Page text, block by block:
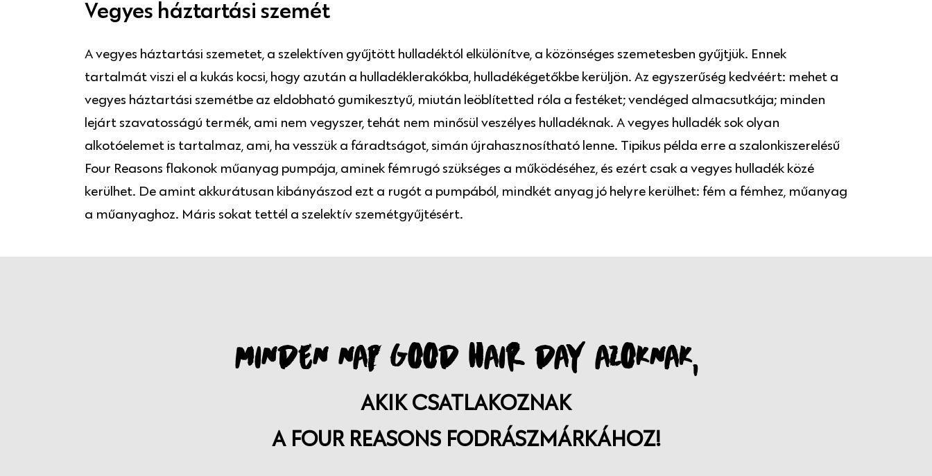
Vegyes háztartási szemét
A vegyes háztartási szemetet, a szelektíven gyűjtött hulladéktól elkülönítve, a közönséges szemetesben gyűjtjük. Ennek
tartalmát viszi el a kukás kocsi, hogy azután a hulladéklerakókba, hulladékégetőkbe kerüljön. Az egyszerűség kedvéért: mehet a
vegyes háztartási szemétbe az eldobható gumikesztyű, miután leöblítetted róla a festéket; vendéged almacsutkája; minden
lejárt szavatosságú termék, ami nem vegyszer, tehát nem minősül veszélyes hulladéknak. A vegyes hulladék sok olyan
alkotóelemet is tartalmaz, ami, ha vesszük a fáradtságot, simán újrahasznosítható lenne. Tipikus példa erre a szalonkiszerelésű
Four Reasons flakonok műanyag pumpája, aminek fémrugó szükséges a működéséhez, és ezért csak a vegyes hulladék közé
kerülhet. De amint akkurátusan kibányászod ezt a rugót a pumpából, mindkét anyag jó helyre kerülhet: fém a fémhez, műanyag
a műanyaghoz. Máris sokat tettél a szelektív szemétgyűjtésért.
MINDEN NAP GOOD HAIR DAY AZOKNAK,
AKIK CSATLAKOZNAK
A FOUR REASONS FODRÁSZMÁRKÁHOZ!